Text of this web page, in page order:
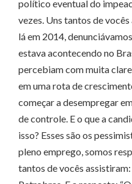
político eventual do
vezes. Uns tantos de
lá em 2014,
estava acontecendo no
percebiam com muita
em uma rota de
começar a desempregar
de controle. E o que a
isso? Esses são os
pleno emprego, somos
tantos de vocês